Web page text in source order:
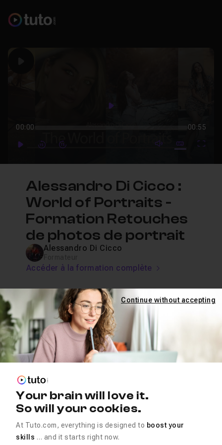
Play
00:00 00:55
PlayForwardForward mute video
Subtitles
Alessandro Di Cicco :
World of Portraits -
Formation Retouches
de photos de portrait
Alessandro Di Cicco
Accéder à la formation complète